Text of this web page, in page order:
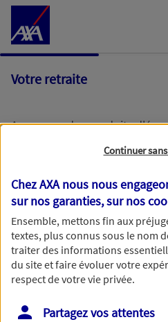
Accéder au Contenu
Votre retraite
Avez-vous des produits
Oui
Non
Continuer
Chez AXA nous nous
sur nos garanties, sur nos
Ensemble, mettons fin aux
textes, plus connus sous le nom
traiter des informations
du site et faire évoluer votre
respect de votre vie privée.
Partagez vos attentes